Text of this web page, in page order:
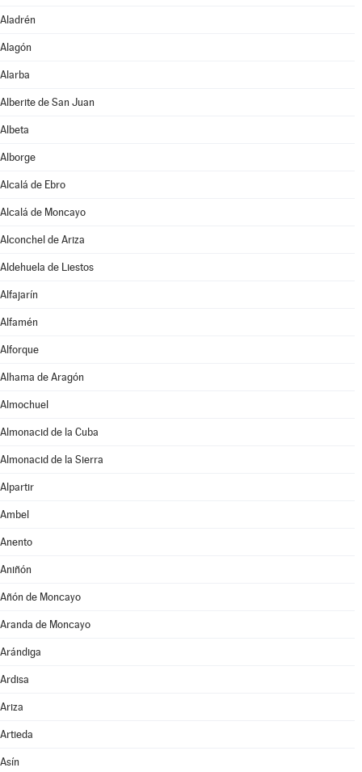
Aladrén
Alagón
Alarba
Alberite de San Juan
Albeta
Alborge
Alcalá de Ebro
Alcalá de Moncayo
Alconchel de Ariza
Aldehuela de Liestos
Alfajarín
Alfamén
Alforque
Alhama de Aragón
Almochuel
Almonacid de la Cuba
Almonacid de la Sierra
Alpartir
Ambel
Anento
Aniñón
Añón de Moncayo
Aranda de Moncayo
Arándiga
Ardisa
Ariza
Artieda
Asín